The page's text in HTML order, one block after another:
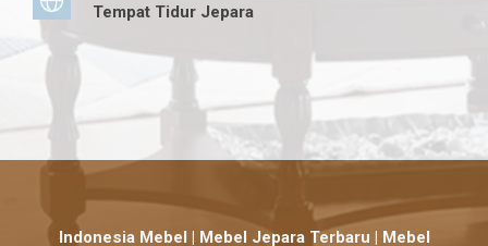
Tempat Tidur Jepara
Indonesia Mebel | Mebel Jepara Terbaru | Mebel